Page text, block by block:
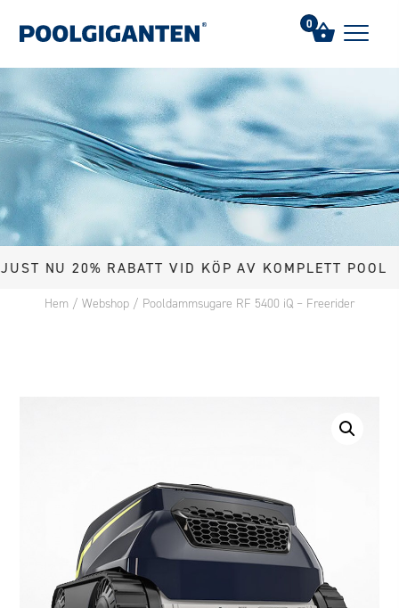
NU 20% RABATT VID KÖP AV KOMPLETT POOL
Hem / Webshop / Pooldammsugare RF 5400 iQ – Freerider
0